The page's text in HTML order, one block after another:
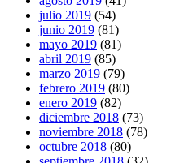
julio 2019 (54)
junio 2019 (81)
mayo 2019 (81)
abril 2019 (85)
marzo 2019 (79)
febrero 2019 (80)
enero 2019 (82)
diciembre 2018 (73)
noviembre 2018 (78)
octubre 2018 (80)